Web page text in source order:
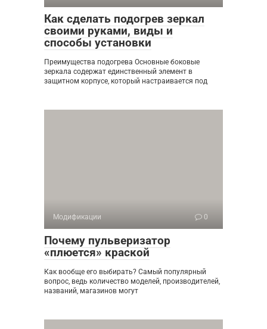
Как сделать подогрев зеркал
своими руками, виды и
способы установки
Преимущества подогрева Основные боковые
зеркала содержат единственный элемент в
защитном корпусе, который настраивается под
Модификации 0
Почему пульверизатор
«плюется» краской
Как вообще его выбирать? Самый популярный
вопрос, ведь количество моделей, производителей,
названий, магазинов могут